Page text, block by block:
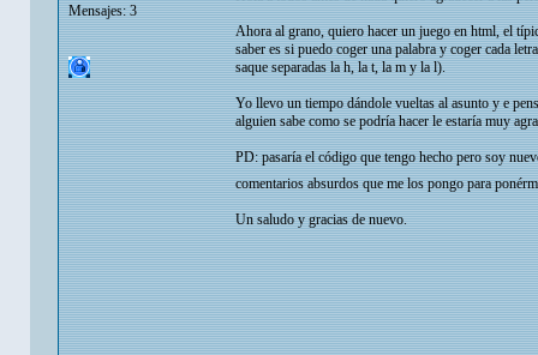
Mensajes: 3
Ahora al grano, quiero hacer un juego en html, el
saber es si puedo coger una palabra y coger cada
saque separadas la h, la t, la m y la l).
Yo llevo un tiempo dándole vueltas al asunto y e
alguien sabe como se podría hacer le estaría muy
PD: pasaría el código que tengo hecho pero soy
comentarios absurdos que me los pongo para
Un saludo y gracias de nuevo.